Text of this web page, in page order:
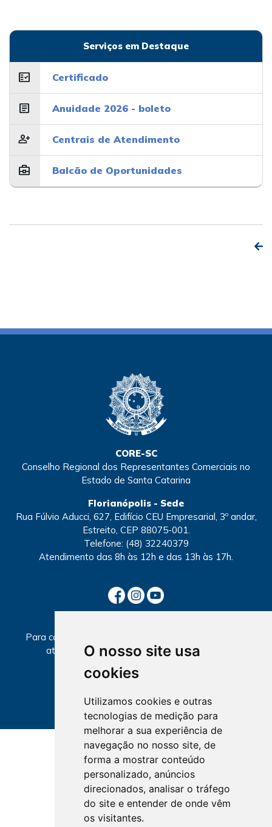
O nosso site usa
cookies
Utilizamos cookies e outras
tecnologias de medição para
melhorar a sua experiência de
navegação no nosso site, de
forma a mostrar conteúdo
personalizado, anúncios
direcionados, analisar o tráfego
do site e entender de onde vêm
os visitantes.
Serviços em Destaque
fact_check Certificado
article Anuidade 2026 - boleto
person_add Centrais de Atendimento
business_center Balcão de Oportunidades
CORE-SC
Conselho Regional dos Representantes Comerciais no
Estado de Santa Catarina
Florianópolis - Sede
Rua Fúlvio Aducci, 627, Edifício CEU Empresarial, 3º andar,
Estreito, CEP 88075-001.
Telefone: (48) 32240379
Atendimento das 8h às 12h e das 13h às 17h.
Para consultar informações sobre local e horários de
atendimento, selecione a Seccional abaixo.